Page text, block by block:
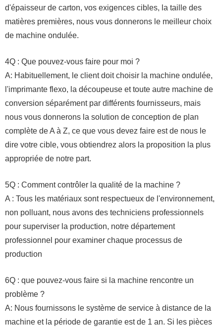
d'épaisseur de carton, vos exigences cibles, la taille des
matières premières, nous vous donnerons le meilleur choix
de machine ondulée.
4Q : Que pouvez-vous faire pour moi ?
A: Habituellement, le client doit choisir la machine ondulée,
l'imprimante flexo, la découpeuse et toute autre machine de
conversion séparément par différents fournisseurs, mais
nous vous donnerons la solution de conception de plan
complète de A à Z, ce que vous devez faire est de nous le
dire votre cible, vous obtiendrez alors la proposition la plus
appropriée de notre part.
5Q : Comment contrôler la qualité de la machine ?
A : Tous les matériaux sont respectueux de l'environnement,
non polluant, nous avons des techniciens professionnels
pour superviser la production, notre département
professionnel pour examiner chaque processus de
production
6Q : que pouvez-vous faire si la machine rencontre un
problème ?
A: Nous fournissons le système de service à distance de la
machine et la période de garantie est de 1 an. Si les pièces